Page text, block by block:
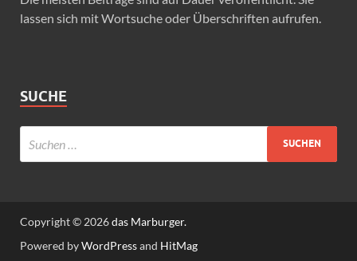
lassen sich mit Wortsuche oder Überschriften aufrufen.
SUCHE
Copyright © 2026das Marburger.
Powered byWordPressand HitMag